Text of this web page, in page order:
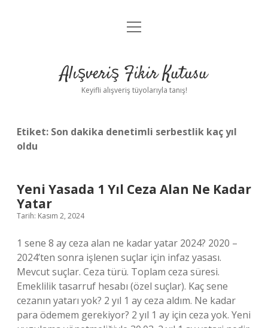
Anasayfa
Yasal Uyarı
menüyü
Alışveriş Fikir Kutusu
Keyifli alışveriş tüyolarıyla tanış!
Etiket: Son dakika denetimli serbestlik kaç yıl
oldu
Yeni Yasada 1 Yıl Ceza Alan Ne Kadar
Yatar
Tarih: Kasım 2, 2024
1 sene 8 ay ceza alan ne kadar yatar 2024? 2020 –
2024’ten sonra işlenen suçlar için infaz yasası.
Mevcut suçlar. Ceza türü. Toplam ceza süresi.
Emeklilik tasarruf hesabı (özel suçlar). Kaç sene
cezanın yatarı yok? 2 yıl 1 ay ceza aldım. Ne kadar
para ödemem gerekiyor? 2 yıl 1 ay için ceza yok. Yeni